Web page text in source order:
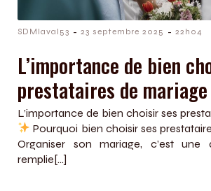
SDMlaval53 - 23 septembre 2025 - 22h04
L’importance de bien
prestataires de mariage
L’importance de bien choisir ses
Pourquoi bien choisir ses
Organiser son mariage, c’est une
remplie[…]